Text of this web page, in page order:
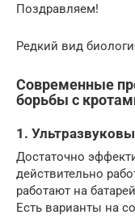
Поздравляем!
Редкий вид
Современные
борьбы с
1.
Достаточно
действительно
работают на
Есть варианты на